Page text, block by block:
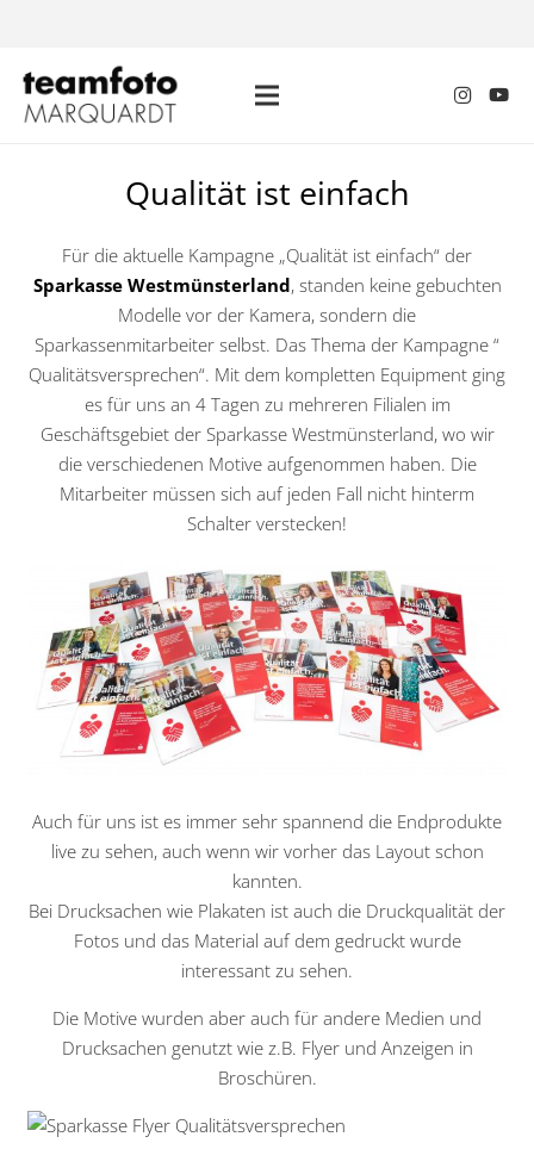
Qualität ist einfach
Für die aktuelle Kampagne „Qualität ist einfach“ der
Sparkasse Westmünsterland, standen keine gebuchten
Modelle vor der Kamera, sondern die
Sparkassenmitarbeiter selbst. Das Thema der Kampagne “
Qualitätsversprechen“. Mit dem kompletten Equipment ging
es für uns an 4 Tagen zu mehreren Filialen im
Geschäftsgebiet der Sparkasse Westmünsterland, wo wir
die verschiedenen Motive aufgenommen haben. Die
Mitarbeiter müssen sich auf jeden Fall nicht hinterm
Schalter verstecken!
Auch für uns ist es immer sehr spannend die Endprodukte
live zu sehen, auch wenn wir vorher das Layout schon
kannten.
Bei Drucksachen wie Plakaten ist auch die Druckqualität der
Fotos und das Material auf dem gedruckt wurde
interessant zu sehen.
Die Motive wurden aber auch für andere Medien und
Drucksachen genutzt wie z.B. Flyer und Anzeigen in
Broschüren.